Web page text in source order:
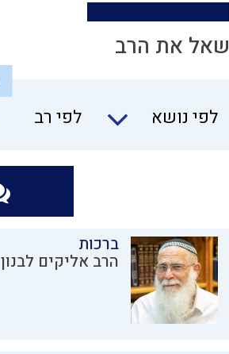
שאל את הרב
לפי נושא
לפי רב
ברכות
הרב אליקים לבנון